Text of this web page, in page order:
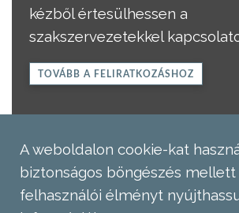
kézből értesülhessen a
szakszervezetekkel
TOVÁBB A FELIRATKOZÁSHOZ
A weboldalon cookie-kat
biztonságos böngészés
felhasználói élményt